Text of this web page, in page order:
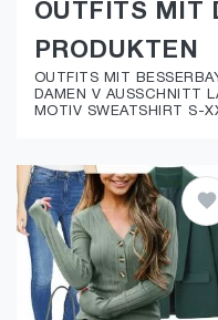
OUTFITS MIT
PRODUKTEN
OUTFITS MIT
DAMEN V AUSSCHNITT
MOTIV SWEATSHIRT S-